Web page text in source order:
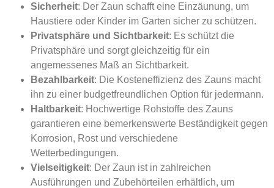
Sicherheit: Der Zaun schafft eine Einzäunung, um
Haustiere oder Kinder im Garten sicher zu schützen.
Privatsphäre und Sichtbarkeit: Es schützt die
Privatsphäre und sorgt gleichzeitig für ein
angemessenes Maß an Sichtbarkeit.
Bezahlbarkeit: Die Kosteneffizienz des Zauns macht
ihn zu einer budgetfreundlichen Option für jedermann.
Haltbarkeit: Hochwertige Rohstoffe des Zauns
garantieren eine bemerkenswerte Beständigkeit gegen
Korrosion, Rost und verschiedene
Wetterbedingungen.
Vielseitigkeit: Der Zaun ist in zahlreichen
Ausführungen und Zubehörteilen erhältlich, um